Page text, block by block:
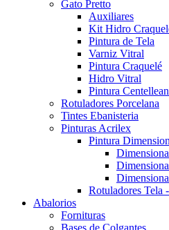
Gato Pretto
Auxiliares
Kit Hidro
Pintura de Tela
Varniz Vitral
Pintura Craquelé
Hidro Vitral
Pintura
Rotuladores Porcelana
Tintes Ebanisteria
Pinturas Acrilex
Pintura
Rotuladores Tela
Abalorios
Fornituras
Bases de Colgantes